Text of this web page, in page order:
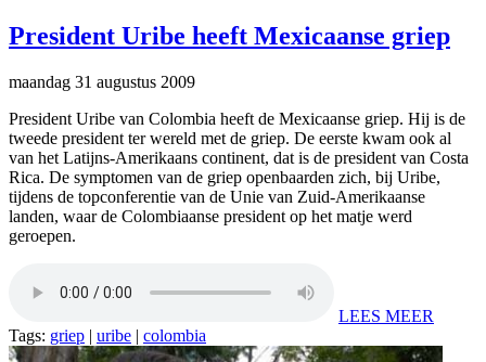
President Uribe heeft Mexicaanse griep
maandag 31 augustus 2009
President Uribe van Colombia heeft de Mexicaanse griep. Hij is de
tweede president ter wereld met de griep. De eerste kwam ook al
van het Latijns-Amerikaans continent, dat is de president van Costa
Rica. De symptomen van de griep openbaarden zich, bij Uribe,
tijdens de topconferentie van de Unie van Zuid-Amerikaanse
landen, waar de Colombiaanse president op het matje werd
geroepen.
LEES MEER
Tags: griep | uribe | colombia